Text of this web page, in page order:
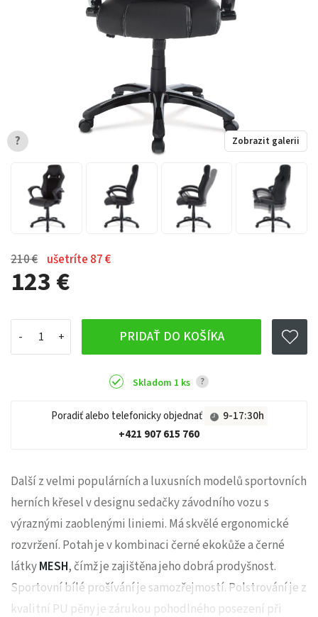
210 € ušetríte 87 €
123 €
PRIDAŤ DO KOŠÍKA
Skladom 1 ks ?
Poradiť alebo telefonicky objednať
9-17:30h
+421 907 615 760
Zobrazit galerii
?
Další z velmi populárních a luxusních modelů sportovních
herních křesel v designu sedačky závodního vozu s
výraznými zaoblenými liniemi. Má skvělé ergonomické
rozvržení. Potah je v kombinaci černé ekokůže a černé
látkyMESH, čímž je zajištěna jeho dobrá prodyšnost.
Sportovní bílé prošívání je samozřejmostí. Polstrování je z
kvalitní PU pěny je zárukou pohodlného posezení při